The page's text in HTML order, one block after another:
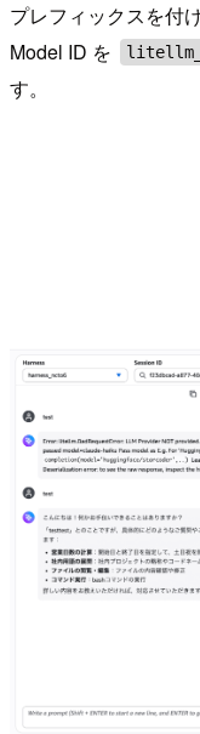
プレフィックスを付
Model ID を
す。